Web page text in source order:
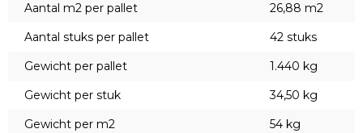
Aantal m2 per pallet
26,88 m2
Aantal stuks per pallet
42 stuks
Gewicht per pallet
1.440 kg
Gewicht per stuk
34,50 kg
Gewicht per m2
54 kg